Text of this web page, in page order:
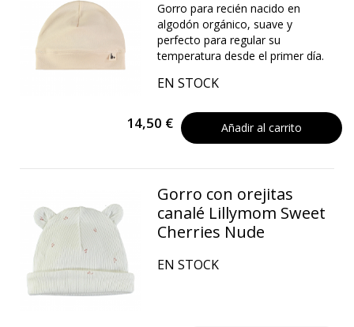
Gorro para recién nacido en
algodón orgánico, suave y
perfecto para regular su
temperatura desde el primer día.
EN STOCK
14,50 € Añadir al carrito
Gorro con orejitas
canalé Lillymom Sweet
Cherries Nude
EN STOCK